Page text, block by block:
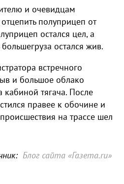
и очевидцам
полуприцеп от
остался цел, а
остался жив.
встречного
и большое облако
тягача. После
правее к обочине и
на трассе шел
Блог сайта «Газета.ru»